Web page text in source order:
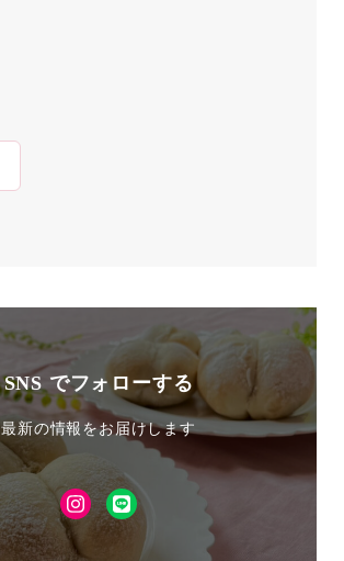
SNS でフォローする
最新の情報をお届けします
Instagram
LINE